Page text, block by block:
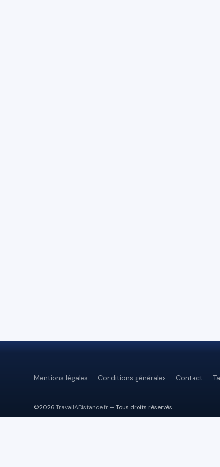
Mentions légales Conditions générales Contact
©2026 TravailADistance.fr — Tous droits réservés